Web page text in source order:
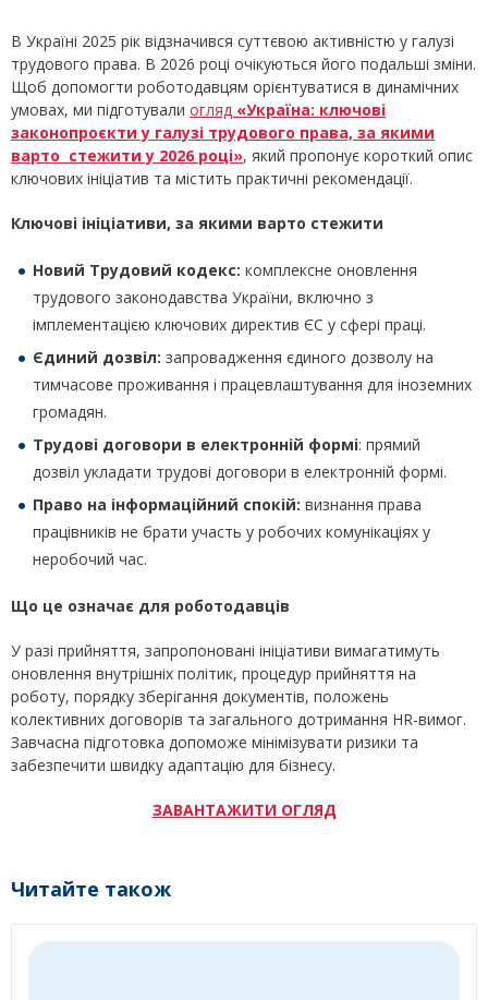
В Україні 2025 рік відзначився суттєвою активністю у галузі
трудового права. В 2026 році очікуються його подальші зміни.
Щоб допомогти роботодавцям орієнтуватися в динамічних
умовах, ми підготували огляд «Україна: ключові
законопроєкти у галузі трудового права, за якими
варто стежити у 2026 році», який пропонує короткий опис
ключових ініціатив та містить практичні рекомендації.
Ключові ініціативи, за якими варто стежити
Новий Трудовий кодекс: комплексне оновлення
трудового законодавства України, включно з
імплементацією ключових директив ЄС у сфері праці.
Єдиний дозвіл: запровадження єдиного дозволу на
тимчасове проживання і працевлаштування для іноземних
громадян.
Трудові договори в електронній формі: прямий
дозвіл укладати трудові договори в електронній формі.
Право на інформаційний спокій: визнання права
працівників не брати участь у робочих комунікаціях у
неробочий час.
Що це означає для роботодавців
У разі прийняття, запропоновані ініціативи вимагатимуть
оновлення внутрішніх політик, процедур прийняття на
роботу, порядку зберігання документів, положень
колективних договорів та загального дотримання HR-вимог.
Завчасна підготовка допоможе мінімізувати ризики та
забезпечити швидку адаптацію для бізнесу.
ЗАВАНТАЖИТИ ОГЛЯД
Читайте також